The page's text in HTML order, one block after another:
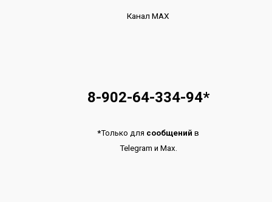
Канал МАХ
8-902-64-334-94*
*Только для сообщений в
Telegram и Max.